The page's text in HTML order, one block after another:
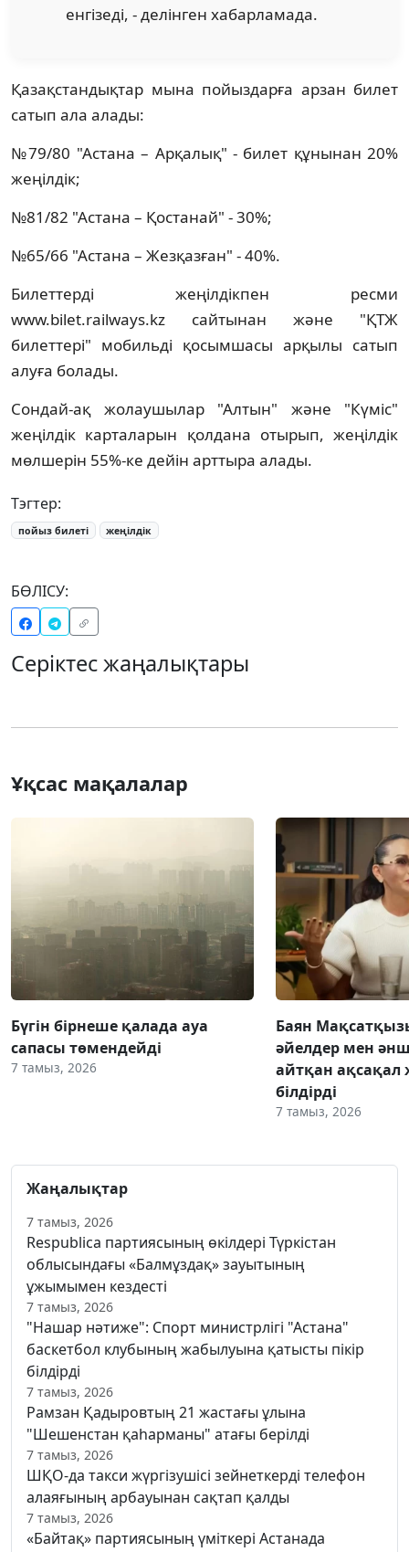
енгізеді, - делінген хабарламада.
Қазақстандықтар мына пойыздарға арзан билет
сатып ала алады:
№79/80 "Астана – Арқалық" - билет құнынан 20%
жеңілдік;
№81/82 "Астана – Қостанай" - 30%;
№65/66 "Астана – Жезқазған" - 40%.
Билеттерді жеңілдікпен ресми
www.bilet.railways.kz сайтынан және "ҚТЖ
билеттері" мобильді қосымшасы арқылы сатып
алуға болады.
Сондай-ақ жолаушылар "Алтын" және "Күміс"
жеңілдік карталарын қолдана отырып, жеңілдік
мөлшерін 55%-ке дейін арттыра алады.
Тэгтер:
пойыз билеті жеңілдік
БӨЛІСУ:
Серіктес жаңалықтары
Ұқсас мақалалар
Бүгін бірнеше қалада ауа
сапасы төмендейді
7 тамыз, 2026
Баян
әйелдер мен
айтқан ақсақал
білдірді
7 тамыз, 2026
Жаңалықтар
7 тамыз, 2026
Respublica партиясының өкілдері Түркістан
облысындағы «Балмұздақ» зауытының
ұжымымен кездесті
7 тамыз, 2026
"Нашар нәтиже": Спорт министрлігі "Астана"
баскетбол клубының жабылуына қатысты пікір
білдірді
7 тамыз, 2026
Рамзан Қадыровтың 21 жастағы ұлына
"Шешенстан қаһарманы" атағы берілді
7 тамыз, 2026
ШҚО-да такси жүргізушісі зейнеткерді телефон
алаяғының арбауынан сақтап қалды
7 тамыз, 2026
«Байтақ» партиясының үміткері Астанада